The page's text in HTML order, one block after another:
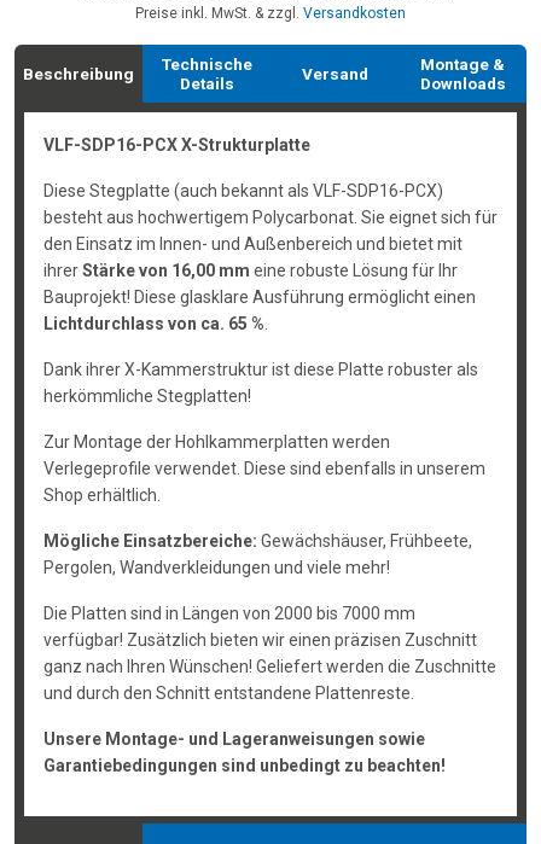
Preise inkl. MwSt. & zzgl. Versandkosten
Beschreibung
Technische
Details
Versand
Montage &
Downloads
VLF-SDP16-PCX X-Strukturplatte
Diese Stegplatte (auch bekannt als VLF-SDP16-PCX)
besteht aus hochwertigem Polycarbonat. Sie eignet sich für
den Einsatz im Innen- und Außenbereich und bietet mit
ihrerStärke von 16,00 mm eine robuste Lösung für Ihr
Bauprojekt! Diese glasklare Ausführung ermöglicht einen
Lichtdurchlass von ca. 65 %
Dank ihrer X-Kammerstruktur ist diese Platte robuster als
herkömmliche Stegplatten!
Zur Montage der Hohlkammerplatten werden
Verlegeprofile verwendet. Diese sind ebenfalls in unserem
Shop erhältlich.
Mögliche Einsatzbereiche: Gewächshäuser, Frühbeete,
Pergolen, Wandverkleidungen und viele mehr!
Die Platten sind in Längen von 2000 bis 7000 mm
verfügbar! Zusätzlich bieten wir einen präzisen Zuschnitt
ganz nach Ihren Wünschen! Geliefert werden die Zuschnitte
und durch den Schnitt entstandene Plattenreste.
Unsere Montage- und Lageranweisungen sowie
Garantiebedingungen sind unbedingt zu beachten!